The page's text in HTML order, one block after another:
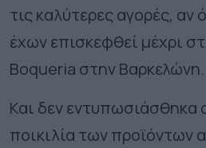
τις καλύτερες αγορές, αν
έχων επισκεφθεί μέχρι
Boqueria στην Βαρκελώνη.
Και δεν εντυπωσιάσθηκα
ποικιλία των προϊόντων